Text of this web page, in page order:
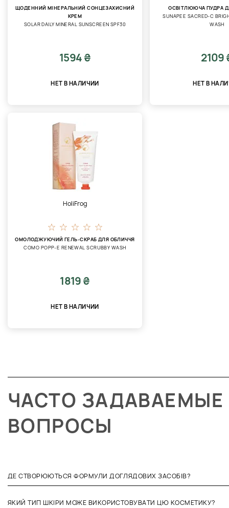
ЩОДЕННИЙ МІНЕРАЛЬНИЙ СОНЦЕЗАХИСНИЙ
КРЕМ
SOLAR DAILY MINERAL SUNSCREEN SPF30
1594 ₴
НЕТ В НАЛИЧИИ
ОСВІТЛЮЮЧА ПУДРА
SUNAPEE SACRED-C
WASH
2109
НЕТ В
HoliFrog
ОМОЛОДЖУЮЧИЙ ГЕЛЬ-СКРАБ ДЛЯ ОБЛИЧЧЯ
COMO POPP-E RENEWAL SCRUBBY WASH
1819 ₴
НЕТ В НАЛИЧИИ
ЧАСТО ЗАДАВАЕМЫЕ
ВОПРОСЫ
ДЕ СТВОРЮЮТЬСЯ ФОРМУЛИ ДОГЛЯДОВИХ ЗАСОБІВ?
ЯКИЙ ТИП ШКІРИ МОЖЕ ВИКОРИСТОВУВАТИ ЦЮ КОСМЕТИКУ?